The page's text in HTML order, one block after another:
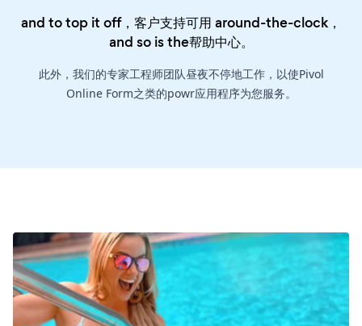
and to top it off，客户支持可用 around-the-clock，
and so is the帮助中心。
此外，我们的专家工程师团队昼夜不停地工作，以使Pivol
Online Form之类的powr应用程序为您服务。